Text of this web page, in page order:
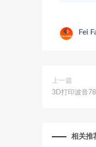
Fei
上一篇
3D打印波音
相关推